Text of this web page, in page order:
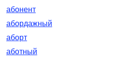
абонент
абордажный
аборт
аботный